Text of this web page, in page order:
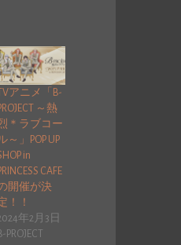
TVアニメ「B-
～熱
＊ラブコー
～」POP UP
in
CAFE
開催が決
！！
年2月3日
PROJECT